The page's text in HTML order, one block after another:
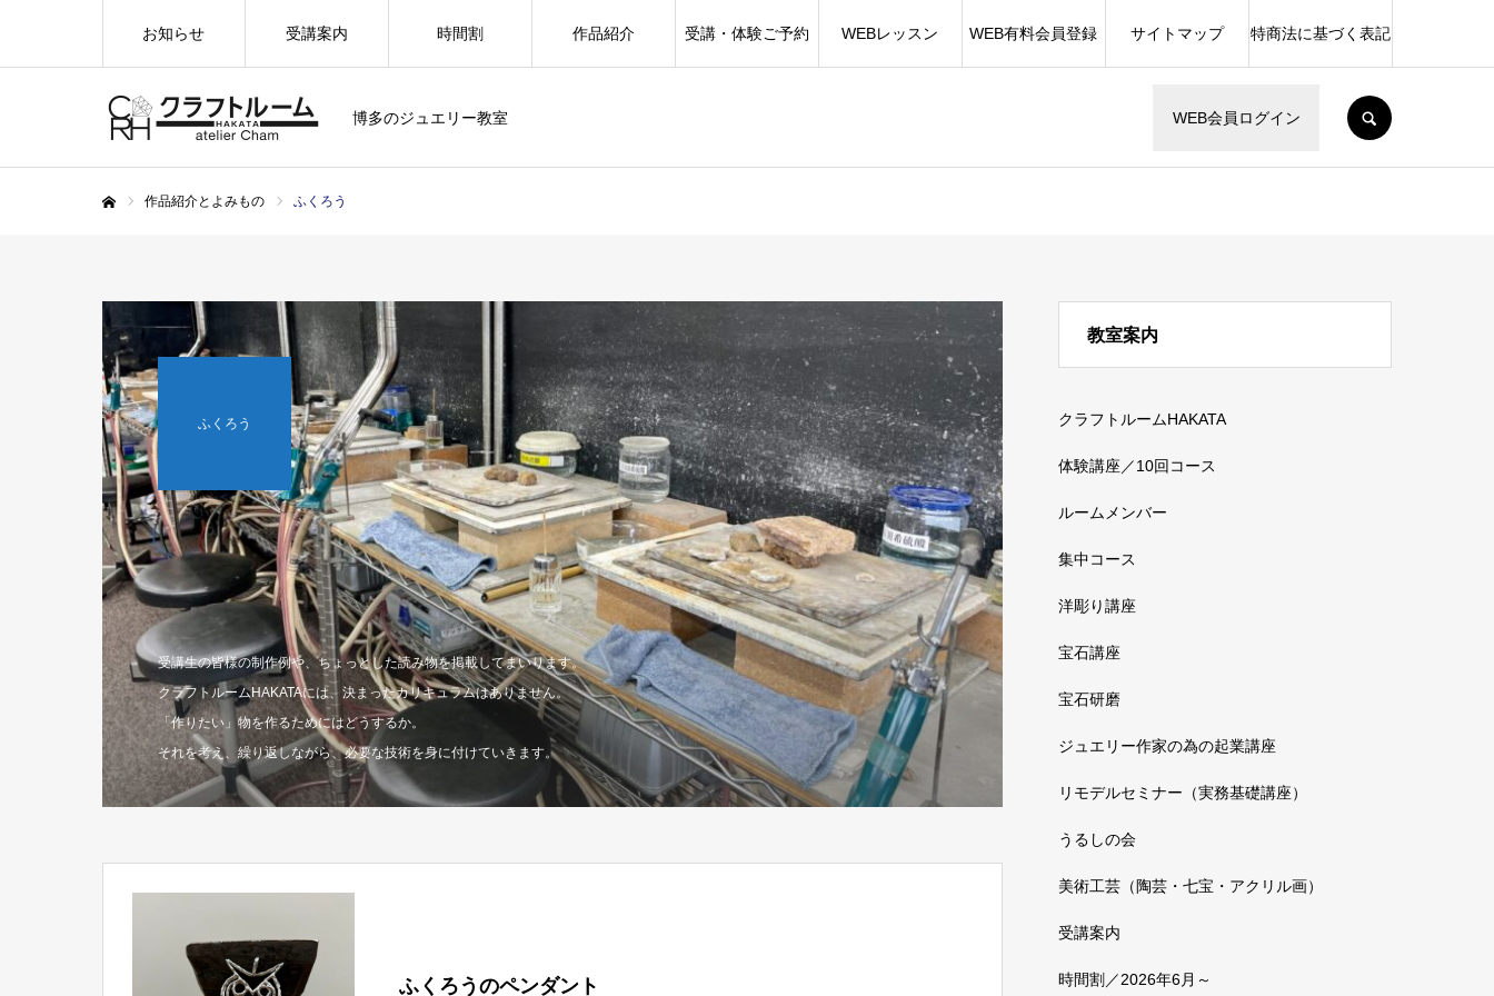
博多のジュエリー教室 WEB会員ログイン
お知らせ 受講案内 時間割 作品紹介 受講・体験ご予約 WEBレッスン WEB有料会員登録 サイトマップ 特商法に基づく表記
作品紹介とよみもの ふくろう
ふくろう
受講生の皆様の制作例や、ちょっとした読み物を掲載してまいります。
クラフトルームHAKATAには、決まったカリキュラムはありません。
「作りたい」物を作るためにはどうするか。
それを考え、繰り返しながら、必要な技術を身に付けていきます。
ふくろうのペンダント
教室案内
クラフトルームHAKATA
体験講座／10回コース
ルームメンバー
集中コース
洋彫り講座
宝石講座
宝石研磨
ジュエリー作家の為の起業講座
リモデルセミナー（実務基礎講座）
うるしの会
美術工芸（陶芸・七宝・アクリル画）
受講案内
時間割／2026年6月～